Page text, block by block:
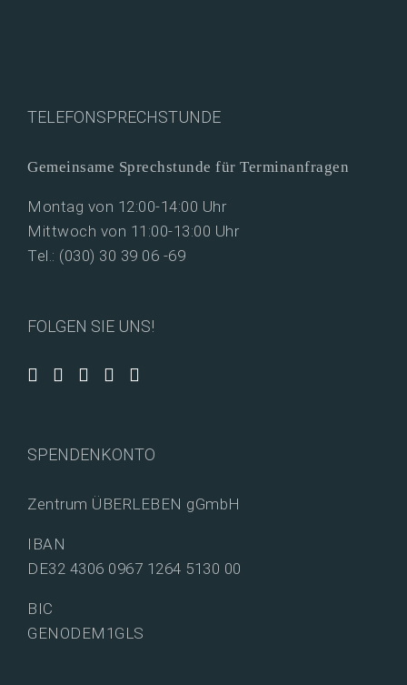
TELEFONSPRECHSTUNDE
Gemeinsame Sprechstunde für Terminanfragen
Montag von 12:00-14:00 Uhr
Mittwoch von 11:00-13:00 Uhr
Tel.: (030) 30 39 06 -69
FOLGEN SIE UNS!
SPENDENKONTO
Zentrum ÜBERLEBEN gGmbH
IBAN
DE32 4306 0967 1264 5130 00
BIC
GENODEM1GLS